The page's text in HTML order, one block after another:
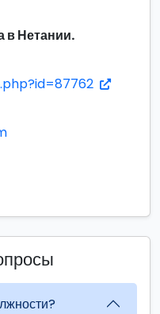
в Нетании.